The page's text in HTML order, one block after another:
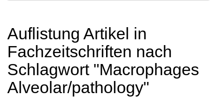
Auflistung Artikel in
Fachzeitschriften nach
Schlagwort "Macrophages
Alveolar/pathology"